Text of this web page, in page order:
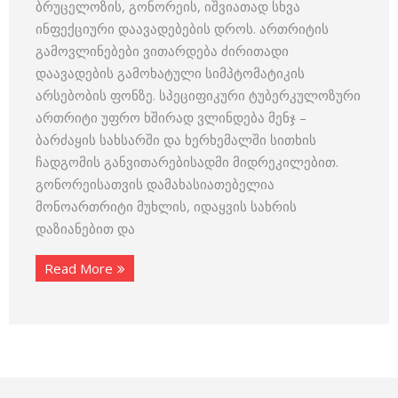
ბრუცელოზის, გონორეის, იშვიათად სხვა
ინფექციური დაავადებების დროს. ართრიტის
გამოვლინებები ვითარდება ძირითადი
დაავადების გამოხატული სიმპტომატიკის
არსებობის ფონზე. სპეციფიკური ტუბერკულოზური
ართრიტი უფრო ხშირად ვლინდება მენჯ –
ბარძაყის სახსარში და ხერხემალში სითხის
ჩადგომის განვითარებისადმი მიდრეკილებით.
გონორეისათვის დამახასიათებელია
მონოართრიტი მუხლის, იდაყვის სახრის
დაზიანებით და
Read More